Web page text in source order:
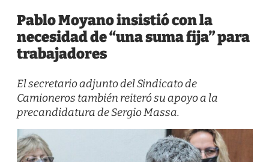
Pablo Moyano insistió con la
necesidad de “una suma fija” para
trabajadores
El secretario adjunto del Sindicato de
Camioneros también reiteró su apoyo a la
precandidatura de Sergio Massa.